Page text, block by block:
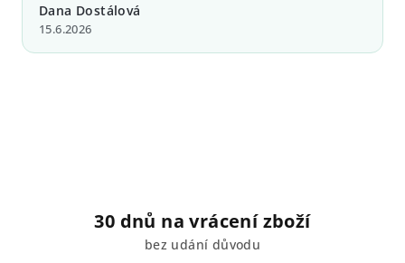
Dana Dostálová
15.6.2026
30 dnů na vrácení zboží
bez udání důvodu